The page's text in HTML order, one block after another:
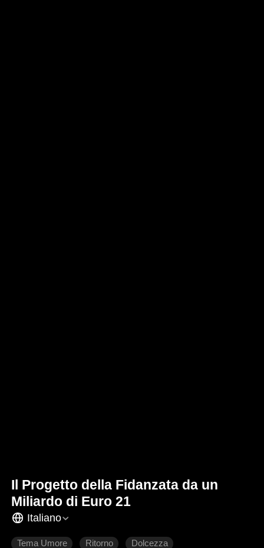
Il Progetto della Fidanzata da un
Miliardo di Euro 21
Italiano
Tema Umore Ritorno Dolcezza